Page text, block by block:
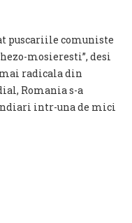
puscariile comuniste
mosieresti”, desi
mai radicala din
Romania s-a
intr-una de mici